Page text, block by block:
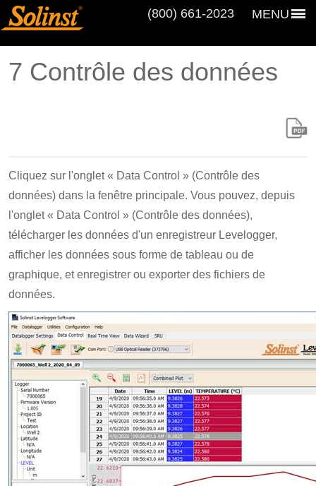
MENU
(800) 661‑2023
7 Contrôle des données
Cliquez sur l'onglet « Data Control » (Contrôle des
données) dans la fenêtre principale. Vous pouvez, depuis
l'onglet « Data Control » (Contrôle des données),
télécharger les données d'un enregistreur Levelogger,
afficher les données sous forme de tableau ou de
graphique, et enregistrer ou exporter des fichiers de
données.